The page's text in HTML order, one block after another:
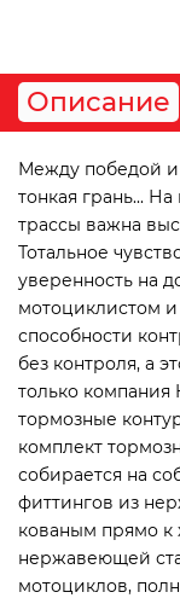
Описание
Между победой
тонкая грань...
трассы важна
Тотальное
уверенность на
мотоциклистом
способности
без контроля, а
только компания
тормозные
комплект
собирается на
фиттингов из
кованым прямо к
нержавеющей
мотоциклов,